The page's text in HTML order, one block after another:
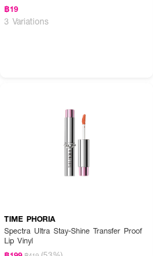
฿19
3 Variations
TIME PHORIA
Spectra Ultra Stay-Shine Transfer Proof
Lip Vinyl